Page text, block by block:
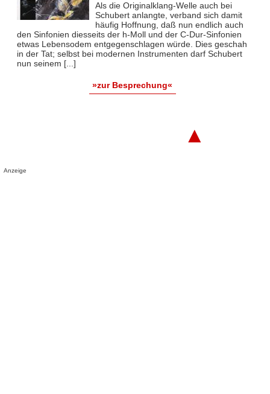
Als die Originalklang-Welle auch bei
Schubert anlangte, verband sich damit
häufig Hoffnung, daß nun endlich auch
den Sinfonien diesseits der h-Moll und der C-Dur-Sinfonien
etwas Lebensodem entgegenschlagen würde. Dies geschah
in der Tat; selbst bei modernen Instrumenten darf Schubert
nun seinem [...]
»zur Besprechung«
▲
Anzeige